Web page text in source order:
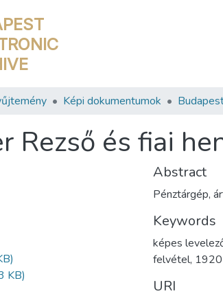
Képi dokumentumok
Rezső és fiai
KB)
Abstract
Pénztárgép,
Keywords
képes
felvétel,
URI